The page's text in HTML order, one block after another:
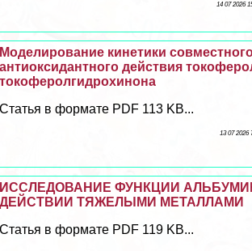
14 07 2026
Моделирование кинетики
антиоксидантного действия
токоферолгидрохинона
Статья в формате PDF 113 KB...
13 07 2026
ИССЛЕДОВАНИЕ ФУНКЦИИ
ДЕЙСТВИИ ТЯЖЕЛЫМИ МЕТАЛЛАМИ
Статья в формате PDF 119 KB...